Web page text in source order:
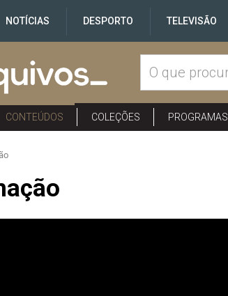
NOTÍCIAS DESPORTO TELEVISÃO
CONTEÚDOS COLEÇÕES PROGRAMAS